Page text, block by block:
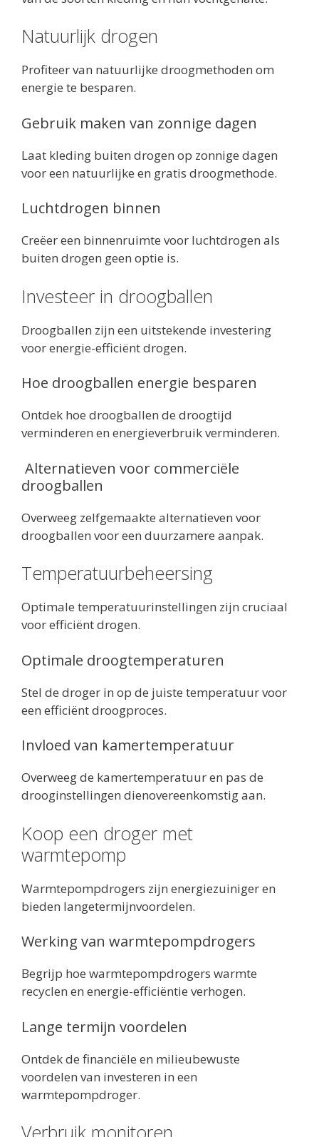
Natuurlijk drogen
Profiteer van natuurlijke droogmethoden om
energie te besparen.
Gebruik maken van zonnige dagen
Laat kleding buiten drogen op zonnige dagen
voor een natuurlijke en gratis droogmethode.
Luchtdrogen binnen
Creëer een binnenruimte voor luchtdrogen als
buiten drogen geen optie is.
Investeer in droogballen
Droogballen zijn een uitstekende investering
voor energie-efficiënt drogen.
Hoe droogballen energie besparen
Ontdek hoe droogballen de droogtijd
verminderen en energieverbruik verminderen.
Alternatieven voor commerciële
droogballen
Overweeg zelfgemaakte alternatieven voor
droogballen voor een duurzamere aanpak.
Temperatuurbeheersing
Optimale temperatuurinstellingen zijn cruciaal
voor efficiënt drogen.
Optimale droogtemperaturen
Stel de droger in op de juiste temperatuur voor
een efficiënt droogproces.
Invloed van kamertemperatuur
Overweeg de kamertemperatuur en pas de
drooginstellingen dienovereenkomstig aan.
Koop een droger met
warmtepomp
Warmtepompdrogers zijn energiezuiniger en
bieden langetermijnvoordelen.
Werking van warmtepompdrogers
Begrijp hoe warmtepompdrogers warmte
recyclen en energie-efficiëntie verhogen.
Lange termijn voordelen
Ontdek de financiële en milieubewuste
voordelen van investeren in een
warmtepompdroger.